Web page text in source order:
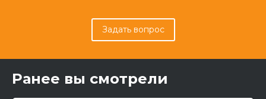
Задать вопрос
Ранее вы смотрели